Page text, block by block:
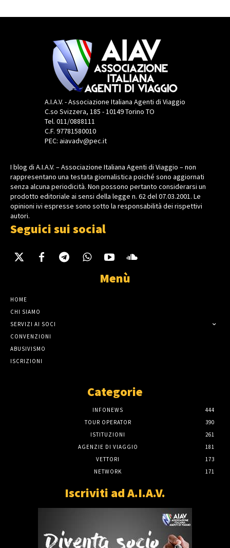
A.I.A.V. - Associazione Italiana Agenti di Viaggio
C.so Svizzera, 185 - 10149 Torino TO
Tel. 011/0888111
C.F. 97781580010
PEC: aiavadv@pec.it
I blog di A.I.A.V. – Associazione Italiana Agenti di Viaggio – non
rappresentano una testata giornalistica poiché sono aggiornati
senza alcuna periodicità. Non possono pertanto considerarsi un
prodotto editoriale ai sensi della legge n. 62 del 07.03.2001. Le
opinioni ivi espresse sono sotto la responsabilità dei rispettivi
autori.
Seguici sui social
Menù
HOME
CHI SIAMO
SERVIZI AI SOCI
CONVENZIONI
ABUSIVISMO
ISCRIZIONI
Categorie
INFONEWS
444
TOUR OPERATOR
390
ISTITUZIONI
261
AGENZIE DI VIAGGIO
181
VETTORI
173
NETWORK
171
Iscriviti ad A.I.A.V.